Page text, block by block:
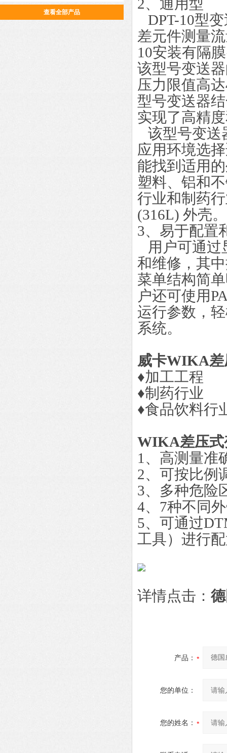
查看全部产品
2、通用型
DPT-10型
差元件测量
10安装有隔
该型号变送器
压力限值高
型号变送器
实现了高精
该型号变送
应用环境选
能找到适用
塑料、铝和
行业和制药
(316L) 外壳。
3、易于配置
用户可通
和维修，其
菜单结构简
户还可使用
运行参数，
系统。
威卡WIKA差
♦加工工程
♦制药行业
♦食品饮料行
WIKA差压式
1、高测量准
2、可按比例
3、多种危险
4、7种不同
5、可通过
工具）进行
详情点击：
产品：
您的单位：
您的姓名：